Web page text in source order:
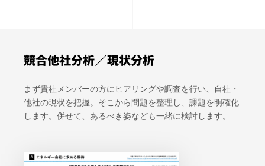
競合他社分析／現状分析
まず貴社メンバーの方にヒアリングや調査を行い、自社・
他社の現状を把握。そこから問題を整理し、課題を明確化
します。併せて、あるべき姿なども一緒に検討します。